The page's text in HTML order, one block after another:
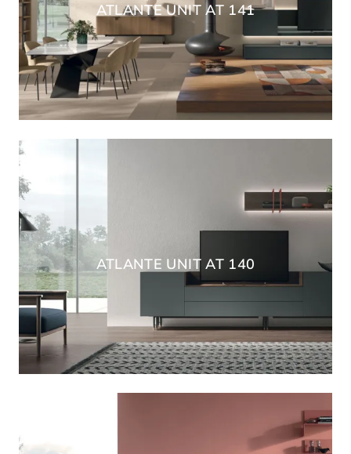
ATLANTE UNIT AT 141
ATLANTE UNIT AT 140